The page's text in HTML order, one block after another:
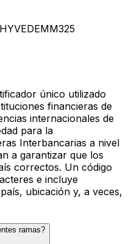
único utilizado
financieras de
internacionales de
para la
Interbancarias a nivel
a garantizar que los
correctos. Un código
e incluye
ubicación y, a veces,
ramas?